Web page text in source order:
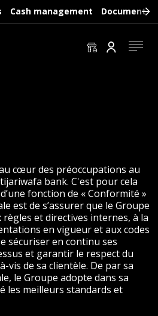
Cash management Documents
Se
cœur des préoccupations au
bank. C'est pour cela
fonction de « Conformité »
est de s’assurer que le Groupe
et directives internes, à la
en vigueur et aux codes
sécuriser en continu ses
et garantir le respect du
vis de sa clientèle. De par sa
le Groupe adopte dans sa
les meilleurs standards et